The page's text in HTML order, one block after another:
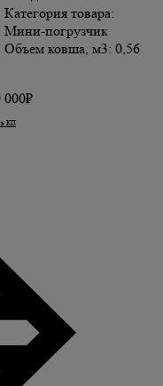
Категория товара:
Мини-погрузчик
Объем ковша, м3: 0,56
000₽
КП